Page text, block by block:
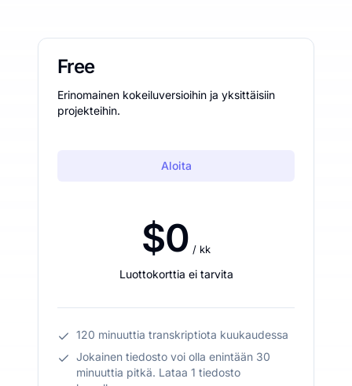
Free
Erinomainen kokeiluversioihin ja yksittäisiin
projekteihin.
Aloita
$0 / kk
Luottokorttia ei tarvita
120 minuuttia transkriptiota kuukaudessa
Jokainen tiedosto voi olla enintään 30
minuuttia pitkä. Lataa 1 tiedosto